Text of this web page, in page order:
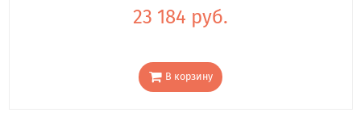
23 184 руб.
В корзину